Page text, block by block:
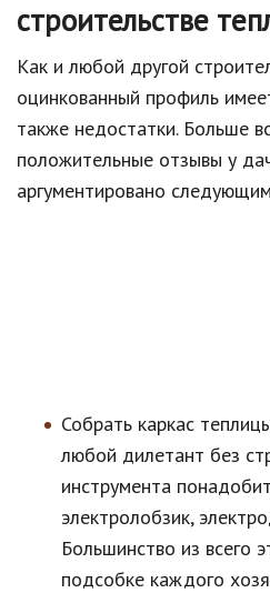
строительстве
Как и любой другой
оцинкованный профиль
также недостатки. Больше
положительные отзывы у
аргументировано
Собрать каркас
любой дилетант без
инструмента
электролобзик,
Большинство из всего
подсобке каждого